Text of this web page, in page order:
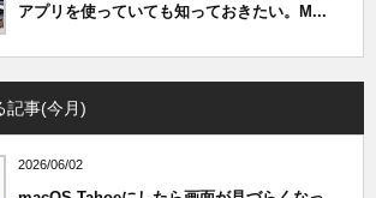
アプリを使っていても知っておきたい。M...
記事(今月)
2026/06/02